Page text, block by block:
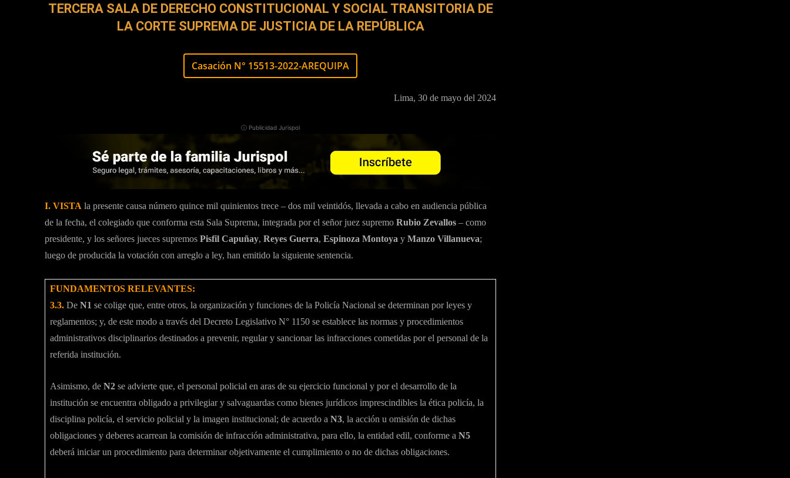
TERCERA SALA DE DERECHO CONSTITUCIONAL Y SOCIAL TRANSITORIA DE
LA CORTE SUPREMA DE JUSTICIA DE LA REPÚBLICA
Casación N° 15513-2022-AREQUIPA
Lima, 30 de mayo del 2024
ⓘ Publicidad Jurispol
I. VISTA la presente causa número quince mil quinientos trece – dos mil veintidós, llevada a cabo en audiencia pública
de la fecha, el colegiado que conforma esta Sala Suprema, integrada por el señor juez supremo Rubio Zevallos – como
presidente, y los señores jueces supremos Pisfil Capuñay, Reyes Guerra, Espinoza Montoya y Manzo Villanueva;
luego de producida la votación con arreglo a ley, han emitido la siguiente sentencia.
FUNDAMENTOS RELEVANTES:
3.3. De N1 se colige que, entre otros, la organización y funciones de la Policía Nacional se determinan por leyes y
reglamentos; y, de este modo a través del Decreto Legislativo N° 1150 se establece las normas y procedimientos
administrativos disciplinarios destinados a prevenir, regular y sancionar las infracciones cometidas por el personal de la
referida institución.
Asimismo, de N2 se advierte que, el personal policial en aras de su ejercicio funcional y por el desarrollo de la
institución se encuentra obligado a privilegiar y salvaguardas como bienes jurídicos imprescindibles la ética policía, la
disciplina policía, el servicio policial y la imagen institucional; de acuerdo a N3, la acción u omisión de dichas
obligaciones y deberes acarrean la comisión de infracción administrativa, para ello, la entidad edil, conforme a N5
deberá iniciar un procedimiento para determinar objetivamente el cumplimiento o no de dichas obligaciones.